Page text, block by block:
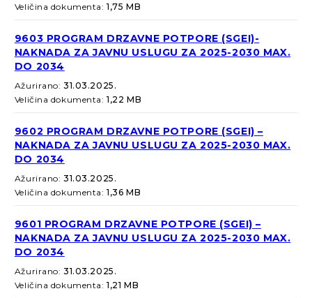
Veličina dokumenta:1,75 MB
9603 PROGRAM DRZAVNE POTPORE (SGEI)-
NAKNADA ZA JAVNU USLUGU ZA 2025-2030 MAX.
DO 2034
Ažurirano:31.03.2025.
Veličina dokumenta:1,22 MB
9602 PROGRAM DRZAVNE POTPORE (SGEI) –
NAKNADA ZA JAVNU USLUGU ZA 2025-2030 MAX.
DO 2034
Ažurirano:31.03.2025.
Veličina dokumenta:1,36 MB
9601 PROGRAM DRZAVNE POTPORE (SGEI) –
NAKNADA ZA JAVNU USLUGU ZA 2025-2030 MAX.
DO 2034
Ažurirano:31.03.2025.
Veličina dokumenta:1,21 MB